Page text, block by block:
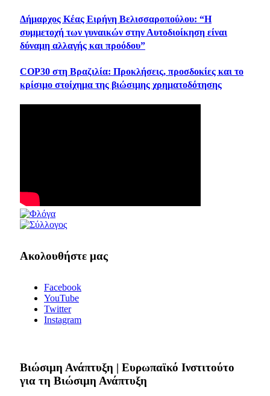
Δήμαρχος Κέας Ειρήνη Βελισσαροπούλου: “Η
συμμετοχή των γυναικών στην Αυτοδιοίκηση είναι
δύναμη αλλαγής και προόδου”
COP30 στη Βραζιλία: Προκλήσεις, προσδοκίες και το
κρίσιμο στοίχημα της βιώσιμης χρηματοδότησης
Ακολουθήστε μας
Facebook
YouTube
Twitter
Instagram
Bιώσιμη Ανάπτυξη | Ευρωπαϊκό Ινστιτούτο
για τη Βιώσιμη Ανάπτυξη